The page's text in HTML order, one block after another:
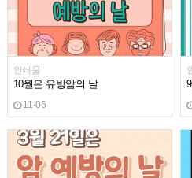
인쇄물
10월은 유방암의 날
11-06